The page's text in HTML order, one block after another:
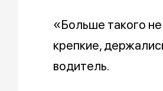
«Больше такого
крепкие,
водитель.